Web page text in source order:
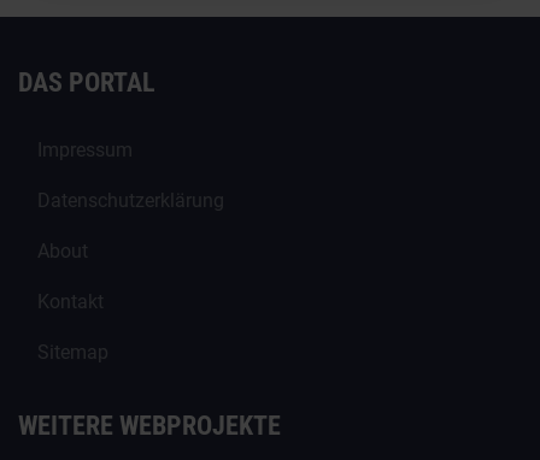
DAS PORTAL
Impressum
Datenschutzerklärung
About
Kontakt
Sitemap
WEITERE WEBPROJEKTE